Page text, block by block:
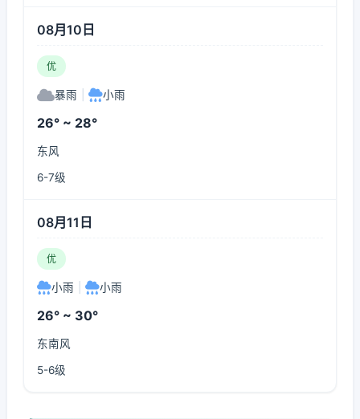
08月10日
优
暴雨 小雨
26° ~ 28°
东风
6-7级
08月11日
优
小雨 小雨
26° ~ 30°
东南风
5-6级